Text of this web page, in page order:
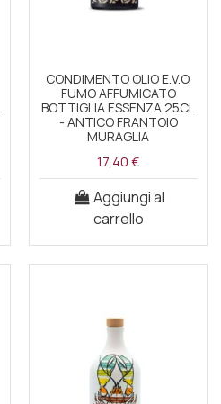
CONDIMENTO OLIO E.V.O.
FUMO AFFUMICATO
BOTTIGLIA ESSENZA 25CL
- ANTICO FRANTOIO
MURAGLIA
17,40 €
Aggiungi al
carrello